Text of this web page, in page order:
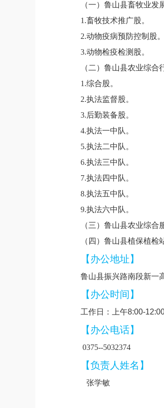
（一） 鲁山县畜牧业发
1.畜牧技术推广股。
2.动物疫病预防控制股。
3.动物检疫检测股。
（ 二 ） 鲁山县农业综合
1.综合股。
2.执法监督股。
3.后勤装备股。
4.执法一中队。
5.执法二中队。
6.执法三中队。
7.执法四中队。
8.执法五中队。
9.执法六中队。
（三）鲁山县农业综合
（四）鲁山县植保植检
【办公地址】
鲁山县振兴路南段新一
【办公时间】
工作日：上午8:00-
【办公电话】
0375--5032374
【负责人姓名】
张学敏